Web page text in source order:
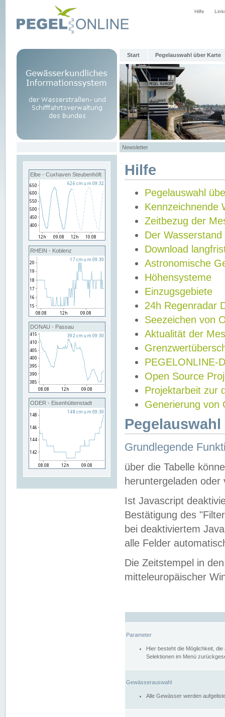
Hilfe
Start Pegelauswahl über Karte
Newsletter
Elbe - Cuxhaven Steubenhöft
RHEIN - Koblenz
DONAU - Passau
ODER - Eisenhüttenstadt
Hilfe
Pegelauswahl
Kennzeichnende
Zeitbezug der
Der Wasserstand
Download
Astronomische
Höhensysteme
Einzugsgebiete
24h Regenradar
Seezeichen von
Aktualität der
PEGELONLINE-
Open Source
Projektarbeit zur
Generierung von
Grundlegende
über die Tabelle
heruntergeladen oder
Ist Javascript
Bestätigung des
bei deaktiviertem
alle Felder
Die Zeitstempel in
mitteleuropäischer
Parameter
Hier besteht die Möglichkeit,
Selektionen im Menü
Gewässerauswahl
Alle Gewässer werden